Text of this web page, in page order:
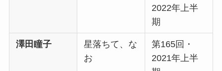
2022年上半
期
澤田瞳子
星落ちて、な
お
第165回・
2021年上半